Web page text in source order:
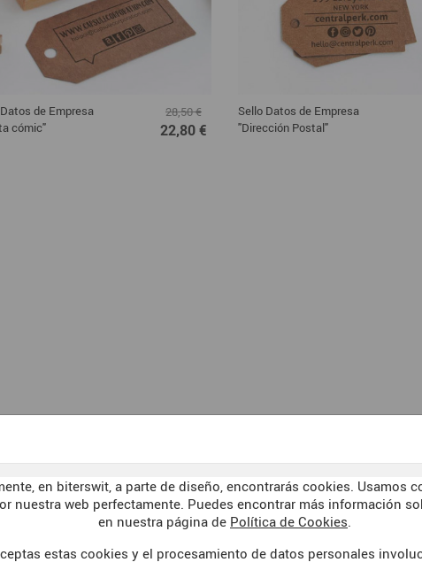
en biterswit, a parte de diseño, encontrarás cookies. Usamos
nuestra web perfectamente. Puedes encontrar más información
en nuestra página de Política de Cookies.
estas cookies y el procesamiento de datos personales
de Empresa
cómic"
28,50 €
22,80 €
Sello Datos de Empresa
"Dirección Postal"